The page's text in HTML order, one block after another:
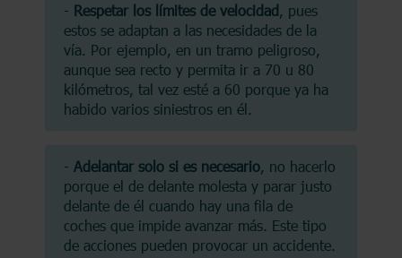
- Respetar los límites de velocidad, pues
estos se adaptan a las necesidades de la
vía. Por ejemplo, en un tramo peligroso,
aunque sea recto y permita ir a 70 u 80
kilómetros, tal vez esté a 60 porque ya ha
habido varios siniestros en él.
- Adelantar solo si es necesario, no hacerlo
porque el de delante molesta y parar justo
delante de él cuando hay una fila de
coches que impide avanzar más. Este tipo
de acciones pueden provocar un accidente.